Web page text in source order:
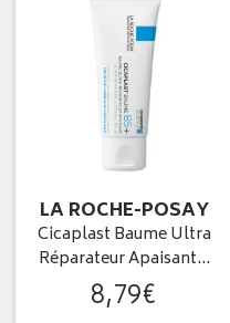
LA ROCHE-POSAY
Cicaplast Baume Ultra
Réparateur Apaisant…
8,79€